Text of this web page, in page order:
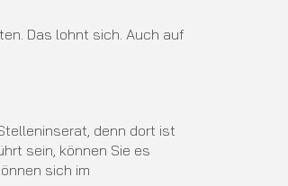
Das lohnt sich. Auch auf
denn dort ist
sein, können Sie es
sich im